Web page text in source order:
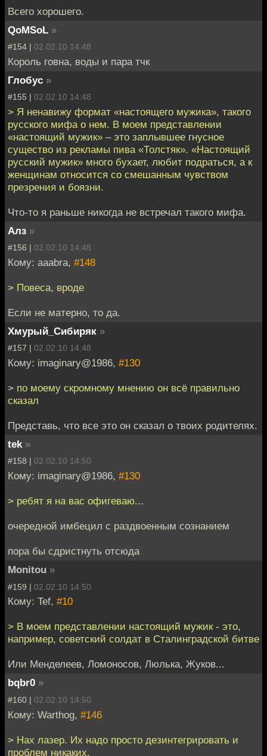
Всего хорошего.
QoMSoL »
#154 | 02.02.10 14:48
Король говна, воды и пара тчк
Глобус »
#155 | 02.02.10 14:48
> Я ненавижу формат «настоящего мужика», такого
русского мифа о нем. В моем представлении
«настоящий мужик» – это заплывшее гнусное
существо из рекламы пива «Толстяк». «Настоящий
русский мужик» много бухает, любит подраться, а к
женщинам относится со смешанным чувством
презрения и боязни.
Что-то я раньше никогда не встречал такого мифа.
Алз »
#156 | 02.02.10 14:48
Кому: aaabra, #148
> Повеса, вроде
Если не матерно, то да.
Хмурый_Сибиряк »
#157 | 02.02.10 14:48
Кому: imaginary@1986, #130
> по моему скромному мнению он всё правильно
сказал
Представь, что все это он сказал о твоих родителях.
tek »
#158 | 02.02.10 14:50
Кому: imaginary@1986, #130
> ребят я на вас офигеваю...
очередной имбецил с раздвоенным сознанием
пора бы сдристнуть отсюда
Monitou »
#159 | 02.02.10 14:50
Кому: Tef, #10
> В моем представлении настоящий мужик - это,
например, советский солдат в Сталинградской битве
Или Менделеев, Ломоносов, Люлька, Жуков...
bqbr0 »
#160 | 02.02.10 14:50
Кому: Warthog, #146
> Нах лазер. Их надо просто дезинтегрировать и
проблем никаких.